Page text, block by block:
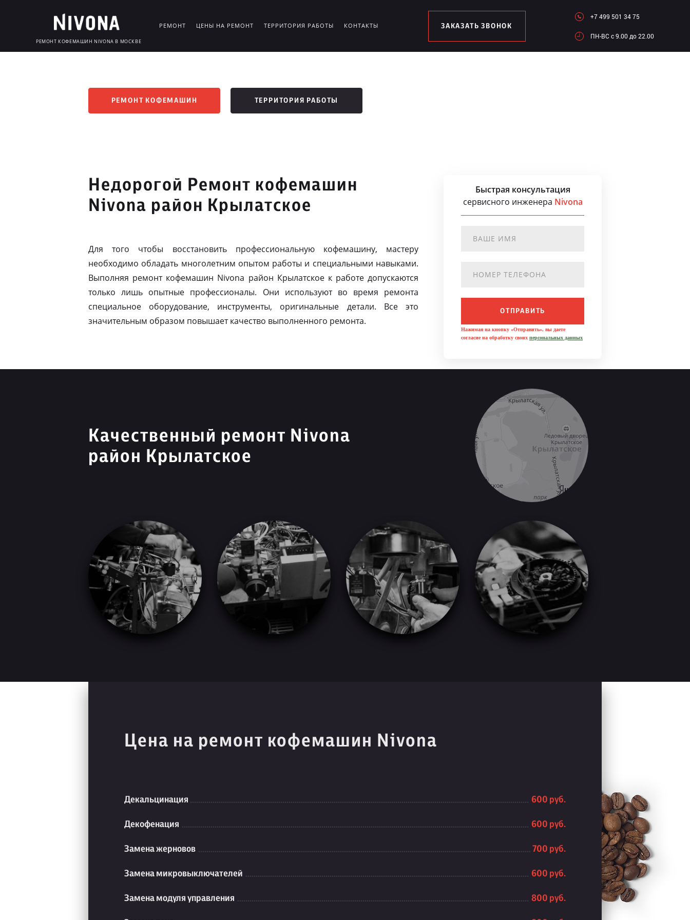
РЕМОНТ КОФЕМАШИН NIVONA В МОСКВЕ
РЕМОНТ ЦЕНЫ НА РЕМОНТ ТЕРРИТОРИЯ РАБОТЫ КОНТАКТЫ ЗАКАЗАТЬ ЗВОНОК
+7 499 501 34 75
ПН-ВC c 9.00 до 22.00
РЕМОНТ КОФЕМАШИН ТЕРРИТОРИЯ РАБОТЫ
Недорогой Ремонт кофемашин
Nivona район Крылатское
Для того чтобы восстановить профессиональную кофемашину, мастеру
необходимо обладать многолетним опытом работы и специальными навыками.
Выполняя ремонт кофемашин Nivona район Крылатское к работе допускаются
только лишь опытные профессионалы. Они используют во время ремонта
специальное оборудование, инструменты, оригинальные детали. Все это
значительным образом повышает качество выполненного ремонта.
Быстрая консультация
сервисного инженера Nivona
ОТПРАВИТЬ
Нажимая на кнопку «Отправить», вы даете
согласие на обработку своих персональных данных
Качественный ремонт Nivona
район Крылатское
Цена на ремонт кофемашин Nivona
Декальцинация 600 руб.
Декофенация 600 руб.
Замена жерновов 700 руб.
Замена микровыключателей 600 руб.
Замена модуля управления 800 руб.